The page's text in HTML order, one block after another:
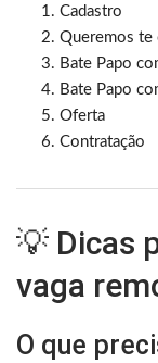
Cadastro
Queremos te
Bate Papo
Bate Papo
Oferta
Contratação
💡 Dicas
vaga
O que